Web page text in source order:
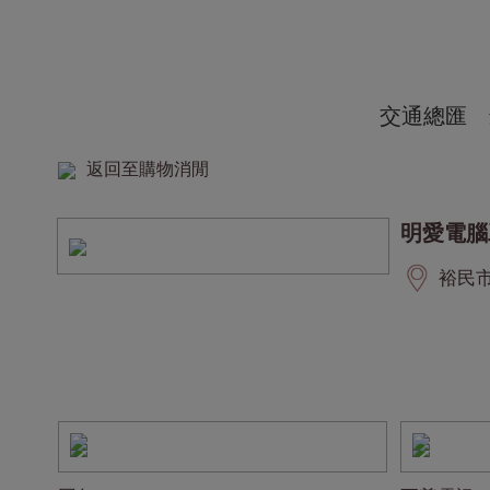
交通總匯
返回至購物消閒
明愛電
裕民